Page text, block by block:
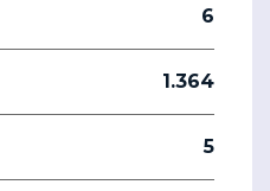
6
1.364
5